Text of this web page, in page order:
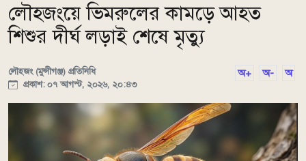
লৌহজংয়ে ভিমরুলের কামড়ে আহত
শিশুর দীর্ঘ লড়াই শেষে মৃত্যু
লৌহজং (মুন্সীগঞ্জ) প্রতিনিধি
প্রকাশ: ০৭ আগস্ট, ২০২৬, ২০:৪৩
অ+ অ- অ